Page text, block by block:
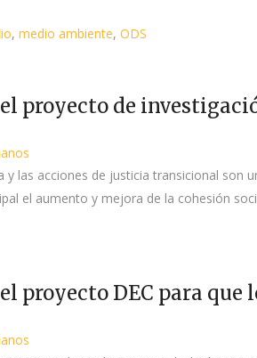
, medio ambiente, ODS
proyecto de
y las acciones de justicia transicional son
el aumento y mejora de la cohesión
proyecto DEC para que